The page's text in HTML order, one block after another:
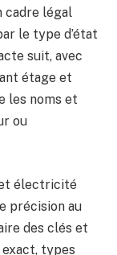
cadre légal
le type d’état
suit, avec
étage et
les noms et
ou
et électricité
précision au
des clés et
exact, types